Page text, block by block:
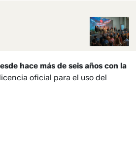
hace más de seis años con la
oficial para el uso del